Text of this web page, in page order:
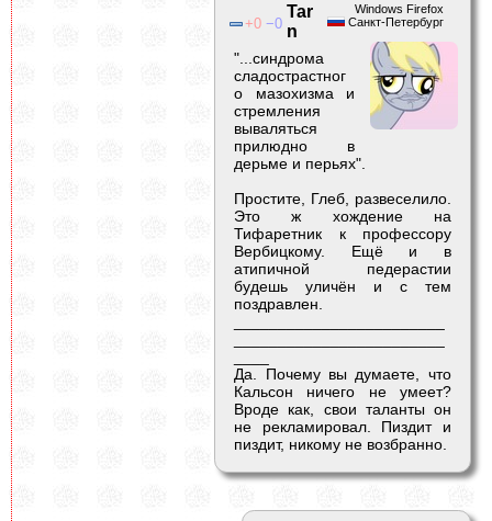
Windows Firefox
Санкт-Петербург
0 0
Tar
n
"...синдрома
сладострастног
о мазохизма и
стремления
вываляться
прилюдно в
дерьме и перьях".
Простите, Глеб, развеселило.
Это ж хождение на
Тифаретник к профессору
Вербицкому. Ещё и в
атипичной педерастии
будешь уличён и с тем
поздравлен.
Да. Почему вы думаете, что
Кальсон ничего не умеет?
Вроде как, свои таланты он
не рекламировал. Пиздит и
пиздит, никому не возбранно.